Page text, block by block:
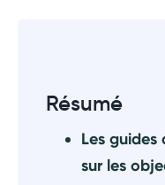
Personnalisez
Résumé
Les
sur les